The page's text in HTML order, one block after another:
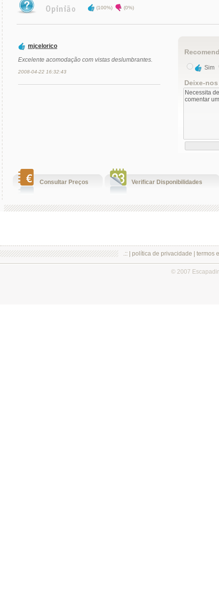
(100%) (0%)
mjcelorico
Excelente acomodação com vistas deslumbrantes.
2008-04-22 16:32:43
Sim
Deixe-
Consultar Preços Verificar Disponibilidades
.:: | política de privacidade termos
© 2007